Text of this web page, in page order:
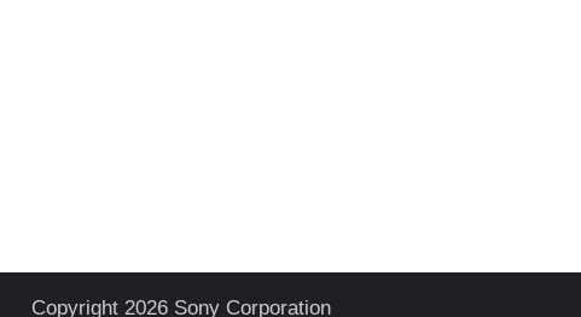
Copyright 2026 Sony Corporation